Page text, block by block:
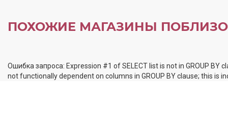
ПОХОЖИЕ МАГАЗИНЫ
Ошибка запроса: Expression #1 of SELECT list is not in GROUP
not functionally dependent on columns in GROUP BY clause; this is